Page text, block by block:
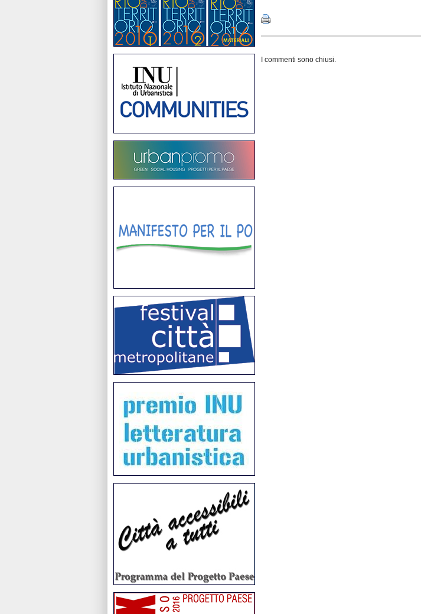
I commenti sono chiusi.